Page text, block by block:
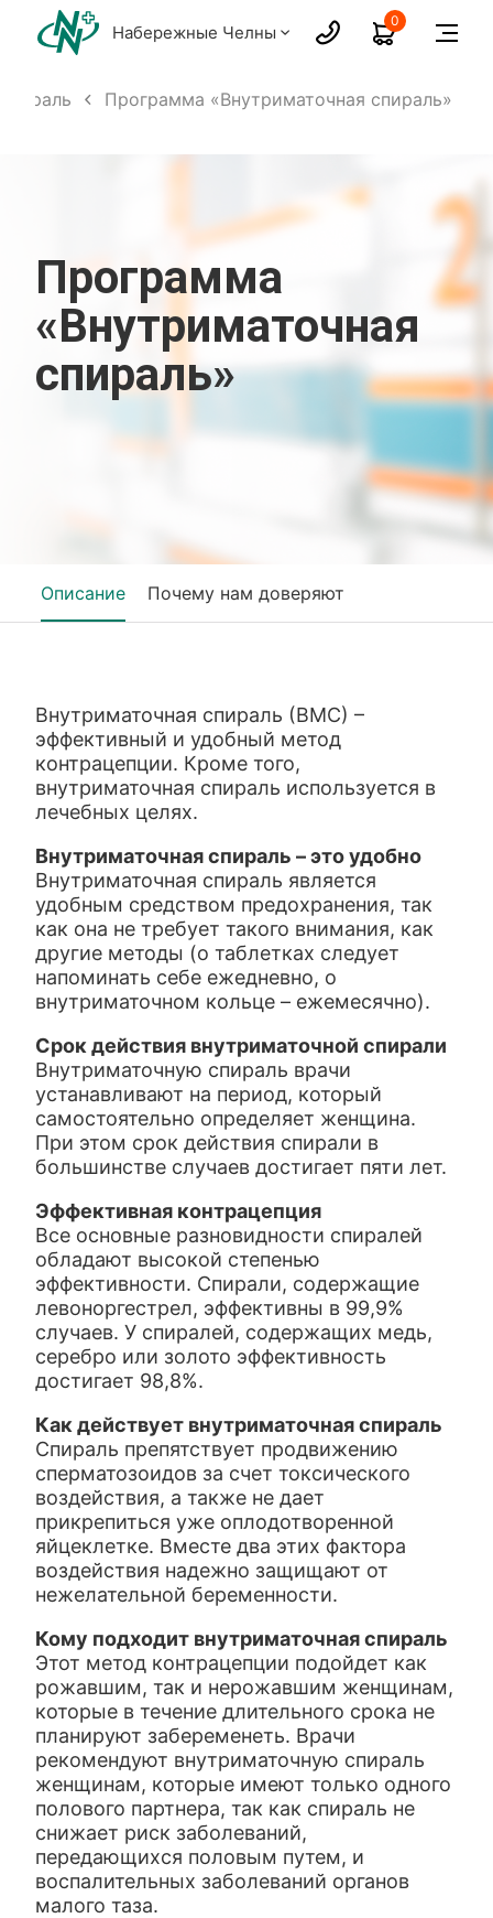
Набережные Челны
0
Программа «Внутриматочная спираль»
Программа
«Внутриматочная
спираль»
Описание Почему нам доверяют
Внутриматочная спираль (ВМС) –
эффективный и удобный метод
контрацепции. Кроме того,
внутриматочная спираль используется в
лечебных целях.
Внутриматочная спираль – это удобно
Внутриматочная спираль является
удобным средством предохранения, так
как она не требует такого внимания, как
другие методы (о таблетках следует
напоминать себе ежедневно, о
внутриматочном кольце – ежемесячно).
Срок действия внутриматочной спирали
Внутриматочную спираль врачи
устанавливают на период, который
самостоятельно определяет женщина.
При этом срок действия спирали в
большинстве случаев достигает пяти лет.
Эффективная контрацепция
Все основные разновидности спиралей
обладают высокой степенью
эффективности. Спирали, содержащие
левоноргестрел, эффективны в 99,9%
случаев. У спиралей, содержащих медь,
серебро или золото эффективность
достигает 98,8%.
Как действует внутриматочная спираль
Спираль препятствует продвижению
сперматозоидов за счет токсического
воздействия, а также не дает
прикрепиться уже оплодотворенной
яйцеклетке. Вместе два этих фактора
воздействия надежно защищают от
нежелательной беременности.
Кому подходит внутриматочная спираль
Этот метод контрацепции подойдет как
рожавшим, так и нерожавшим женщинам,
которые в течение длительного срока не
планируют забеременеть. Врачи
рекомендуют внутриматочную спираль
женщинам, которые имеют только одного
полового партнера, так как спираль не
снижает риск заболеваний,
передающихся половым путем, и
воспалительных заболеваний органов
малого таза.